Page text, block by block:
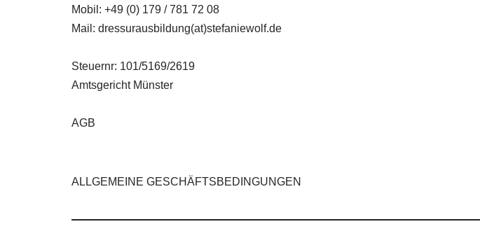
Mobil: +49 (0) 179 / 781 72 08
Mail: dressurausbildung(at)stefaniewolf.de
Steuernr: 101/5169/2619
Amtsgericht Münster
AGB
ALLGEMEINE GESCHÄFTSBEDINGUNGEN